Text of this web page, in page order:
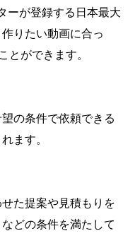
ーが登録する日本最大
りたい動画に合っ
とができます。
の条件で依頼できる
ます。
た提案や見積もりを
どの条件を満たして